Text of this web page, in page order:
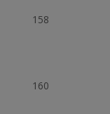
158
160